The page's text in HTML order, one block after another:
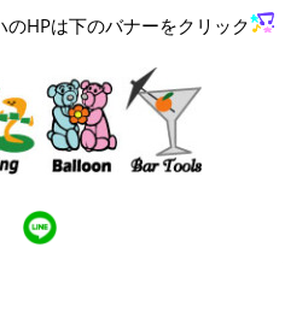
のHPは下のバナーをクリック